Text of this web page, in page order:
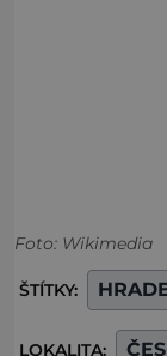
Foto: Wikimedia
ŠTÍTKY:
LOKALITA: